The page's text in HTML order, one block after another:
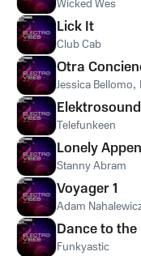
Wicked Wes
Lick It
Club Cab
Otra
Jessica Bellomo,
Elektrosound
Telefunkeen
Lonely
Stanny Abram
Voyager 1
Adam
Dance to
Funkyastic